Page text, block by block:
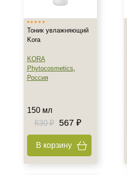
Показать еще
Ингредиенты
Азелаиновая кислота
Алоэ
Время применения
Вечер
Всесезонный
Тоник увлажняющий
Kora
KORA
Phytocosmetics,
Россия
150 мл
630 ₽ 567 ₽
В корзину